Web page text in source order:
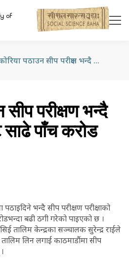
कोरिया पठाउन सीप परीक्षण भन्दै ६ सय युवाबाट साढे पाँच करोड ठगी
सीप परीक्षण भन्दै
पाँच करोड
भन्दै सीप परीक्षण परीक्षाको
बढी ठगी गरेको पाइएको छ ।
तालिम केन्द्रका सञ्चालक सुरेन्द्र राईले
लिन लगाई काठमाडौंमा सीप